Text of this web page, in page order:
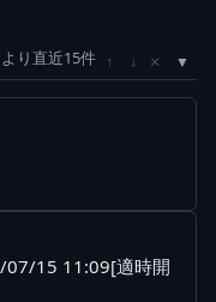
り直近15件 ↑ ↓ ×
15 11:09[適時開